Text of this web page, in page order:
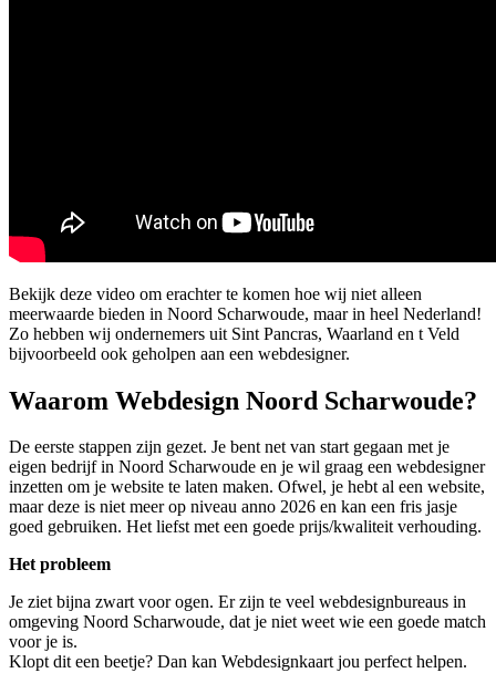
Bekijk deze video om erachter te komen hoe wij niet alleen
meerwaarde bieden in Noord Scharwoude, maar in heel Nederland!
Zo hebben wij ondernemers uit Sint Pancras, Waarland en t Veld
bijvoorbeeld ook geholpen aan een webdesigner.
Waarom Webdesign Noord Scharwoude?
De eerste stappen zijn gezet. Je bent net van start gegaan met je
eigen bedrijf in Noord Scharwoude en je wil graag een webdesigner
inzetten om je website te laten maken. Ofwel, je hebt al een website,
maar deze is niet meer op niveau anno 2026 en kan een fris jasje
goed gebruiken. Het liefst met een goede prijs/kwaliteit verhouding.
Het probleem
Je ziet bijna zwart voor ogen. Er zijn te veel webdesignbureaus in
omgeving Noord Scharwoude, dat je niet weet wie een goede match
voor je is.
Klopt dit een beetje? Dan kan Webdesignkaart jou perfect helpen.